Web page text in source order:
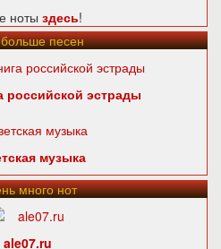
ноты здесь!
песен
российской эстрады
музыка
много нот
ale07.ru